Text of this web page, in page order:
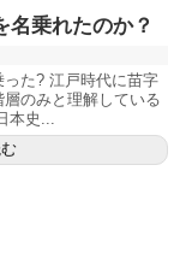
名乗れたのか？
た? 江戸時代に苗字
のみと理解している
本史...